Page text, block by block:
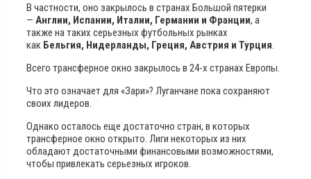
В частности, оно закрылось в странах Большой пятерки
— Англии, Испании, Италии, Германии и Франции, а
также на таких серьезных футбольных рынках
как Бельгия, Нидерланды, Греция, Австрия и Турция.
Всего трансферное окно закрылось в 24-х странах Европы.
Что это означает для «Зари»? Луганчане пока сохраняют
своих лидеров.
Однако осталось еще достаточно стран, в которых
трансферное окно открыто. Лиги некоторых из них
обладают достаточными финансовыми возможностями,
чтобы привлекать серьезных игроков.